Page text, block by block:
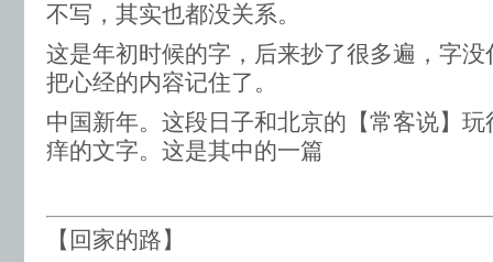
不写，其实也都没关系。
这是年初时候的字，后来抄了很多遍，字
把心经的内容记住了。
中国新年。这段日子和北京的【常客说】
痒的文字。这是其中的一篇
​【回家的路】